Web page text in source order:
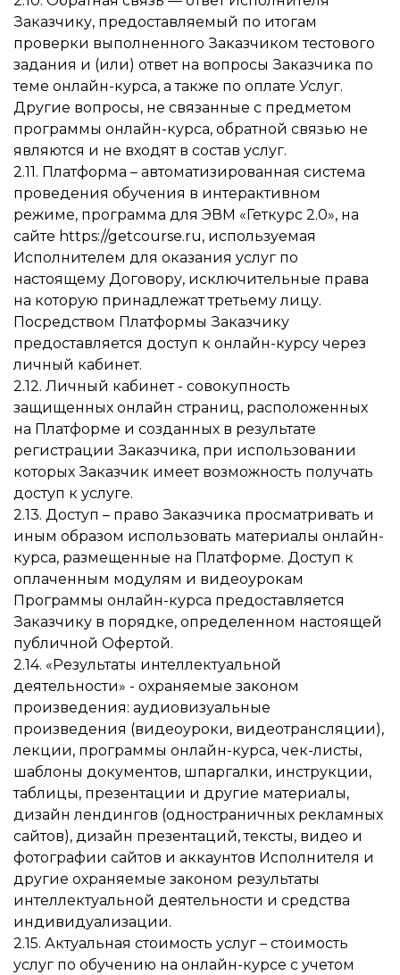
Заказчику, предоставляемый по итогам
проверки выполненного Заказчиком тестового
задания и (или) ответ на вопросы Заказчика по
теме онлайн-курса, а также по оплате Услуг.
Другие вопросы, не связанные с предметом
программы онлайн-курса, обратной связью не
являются и не входят в состав услуг.
2.11. Платформа – автоматизированная система
проведения обучения в интерактивном
режиме, программа для ЭВМ «Геткурс 2.0», на
сайте https://getcourse.ru, используемая
Исполнителем для оказания услуг по
настоящему Договору, исключительные права
на которую принадлежат третьему лицу.
Посредством Платформы Заказчику
предоставляется доступ к онлайн-курсу через
личный кабинет.
2.12. Личный кабинет - совокупность
защищенных онлайн страниц, расположенных
на Платформе и созданных в результате
регистрации Заказчика, при использовании
которых Заказчик имеет возможность получать
доступ к услуге.
2.13. Доступ – право Заказчика просматривать и
иным образом использовать материалы онлайн-
курса, размещенные на Платформе. Доступ к
оплаченным модулям и видеоурокам
Программы онлайн-курса предоставляется
Заказчику в порядке, определенном настоящей
публичной Офертой.
2.14. «Результаты интеллектуальной
деятельности» - охраняемые законом
произведения: аудиовизуальные
произведения (видеоуроки, видеотрансляции),
лекции, программы онлайн-курса, чек-листы,
шаблоны документов, шпаргалки, инструкции,
таблицы, презентации и другие материалы,
дизайн лендингов (одностраничных рекламных
сайтов), дизайн презентаций, тексты, видео и
фотографии сайтов и аккаунтов Исполнителя и
другие охраняемые законом результаты
интеллектуальной деятельности и средства
индивидуализации.
2.15. Актуальная стоимость услуг – стоимость
услуг по обучению на онлайн-курсе с учетом